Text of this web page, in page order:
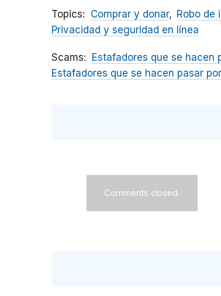
Topics Comprar y donar Robo de
Privacidad y seguridad en línea
Scams
Estafadores que se hacen
Estafadores que se hacen pasar
Comments closed.